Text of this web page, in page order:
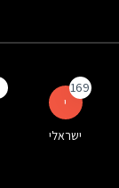
י
169
ישראלי